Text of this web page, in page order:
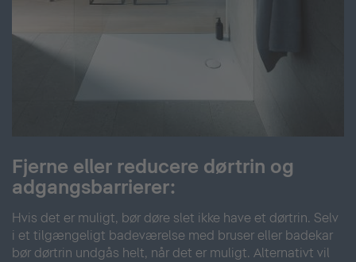
Fjerne eller reducere dørtrin og
adgangsbarrierer:
Hvis det er muligt, bør døre slet ikke have et dørtrin. Selv
i et tilgængeligt badeværelse med bruser eller badekar
bør dørtrin undgås helt, når det er muligt. Alternativt vil